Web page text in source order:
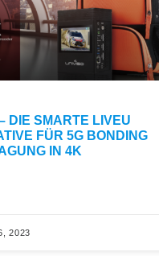
DIE SMARTE LIVEU
FÜR 5G BONDING
IN 4K
2023